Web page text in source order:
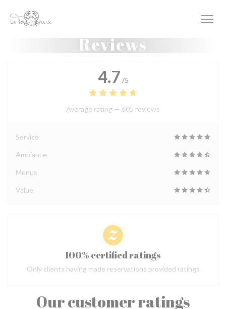
Reviews
Our customer ratings
4.7 /5
Average rating — 605 reviews
Service
Ambiance
Menus
Value
100% certified ratings
Only clients having made reservations provided ratings